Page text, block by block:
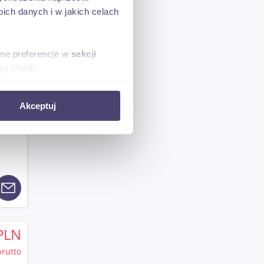
danych i w jakich celach
preferencje w sekcji
chwili.
społecznościowym,
Akceptuj